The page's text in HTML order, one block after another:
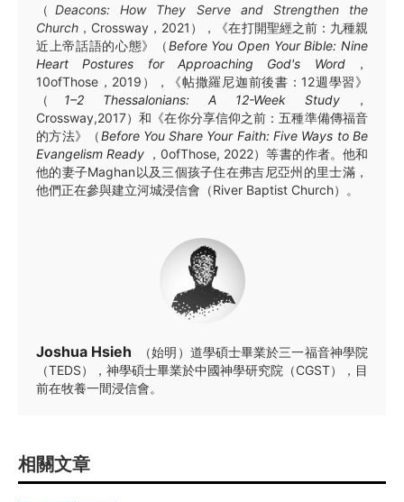
（Deacons: How They Serve and Strengthen the
Church ，Crossway，2021），《在打開聖經之前：九種親
近上帝話語的心態》（Before You Open Your Bible: Nine
Heart Postures for Approaching God's Word，
10ofThose，2019），《帖撒羅尼迦前後書：12週學習》
（ 1–2 Thessalonians: A 12-Week Study ，
Crossway,2017）和《在你分享信仰之前：五種準備傳福音
的方法》（Before You Share Your Faith: Five Ways to Be
Evangelism Ready ，0ofThose, 2022）等書的作者。他和
他的妻子Maghan以及三個孩子住在弗吉尼亞州的里士滿，
他們正在參與建立河城浸信會（River Baptist Church）。
Joshua Hsieh
（始明）道學碩士畢業於三一福音神學院
（TEDS），神學碩士畢業於中國神學研究院（CGST），目
前在牧養一間浸信會。
相關文章